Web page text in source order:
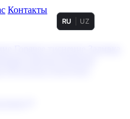
Контакты
RU UZ